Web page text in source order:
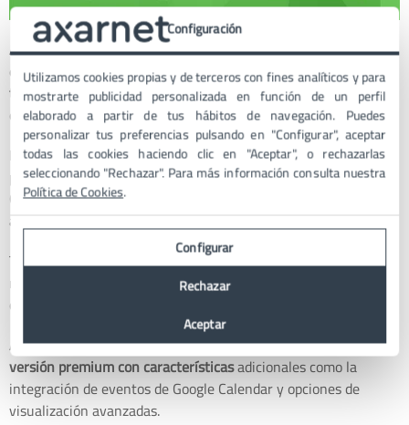
AunqueSimple Calendarparece sencillo a primera vista, no te
dejes engañar. Es una opción robusta que te permiteintegrar
tus eventos de Google Calendaren tu sitio web de WordPress
con facilidad.
Este plugin se destaca por su facilidad de uso y
personalización. Puedesincorporar tus propios calendarios de
Googley mostrar tus eventos de manera coherente y
atractiva.
También permite la visualización de múltiples meses, eventos
recurrentes y la personalización de los colores y estilos del
calendario.
Aunque suversión básica es gratuita, también ofrece una
versión premium con característicasadicionales como la
integración de eventos de Google Calendar y opciones de
visualización avanzadas.
Configuración
Utilizamos cookies propias y de terceros con fines analíticos y para
mostrarte publicidad personalizada en función de un perfil
elaborado a partir de tus hábitos de navegación. Puedes
personalizar tus preferencias pulsando en "Configurar", aceptar
todas las cookies haciendo clic en "Aceptar", o rechazarlas
seleccionando "Rechazar". Para más información consulta nuestra
Política de Cookies.
Configurar
Rechazar
Aceptar